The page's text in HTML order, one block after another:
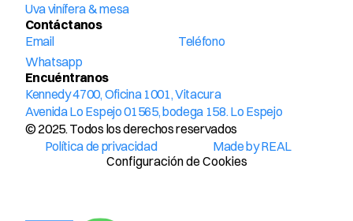
Uva vinífera & mesa
Contáctanos
Email
Teléfono
Whatsapp
Encuéntranos
Kennedy 4700, Oficina 1001, Vitacura
Avenida Lo Espejo 01565, bodega 158. Lo Espejo
© 2025. Todos los derechos reservados
Política de privacidad
Made by REAL
Configuración de Cookies